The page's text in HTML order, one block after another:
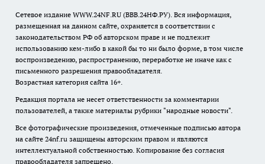
Сетевое издание WWW.24NF.RU (ВВВ.24НФ.РУ). Вся информация,
размещенная на данном сайте, охраняется в соответствии с
законодательством РФ об авторском праве и не подлежит
использованию кем-либо в какой бы то ни было форме, в том числе
воспроизведению, распространению, переработке не иначе как с
письменного разрешения правообладателя.
Возрастная категория сайта 16+.
Редакция портала не несет ответственности за комментарии
пользователей, а также материалы рубрики "народные новости".
Все фотографические произведения, отмеченные подписью автора
на сайте 24nf.ru защищены авторским правом и являются
интеллектуальной собственностью. Копирование без согласия
правообладателя запрещено.